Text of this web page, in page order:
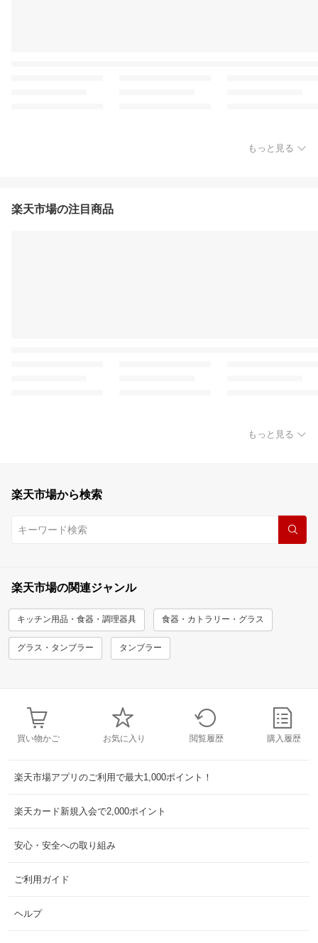
もっと見る
楽天市場の注目商品
もっと見る
楽天市場から検索
楽天市場の関連ジャンル
キッチン用品・食器・調理器具 食器・カトラリー・グラス
グラス・タンブラー タンブラー
買い物かご お気に入り 閲覧履歴 購入履歴
楽天市場アプリのご利用で最大1,000ポイント！
楽天カード新規入会で2,000ポイント
安心・安全への取り組み
ご利用ガイド
ヘルプ